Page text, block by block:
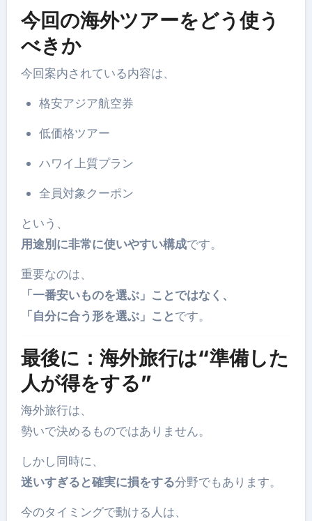
今回の海外ツアーをどう使う
べきか
今回案内されている内容は、
格安アジア航空券
低価格ツアー
ハワイ上質プラン
全員対象クーポン
という、
用途別に非常に使いやすい構成です。
重要なのは、
「一番安いものを選ぶ」ことではなく、
「自分に合う形を選ぶ」ことです。
最後に：海外旅行は“準備した
人が得をする”
海外旅行は、
勢いで決めるものではありません。
しかし同時に、
迷いすぎると確実に損をする分野でもあります。
今のタイミングで動ける人は、